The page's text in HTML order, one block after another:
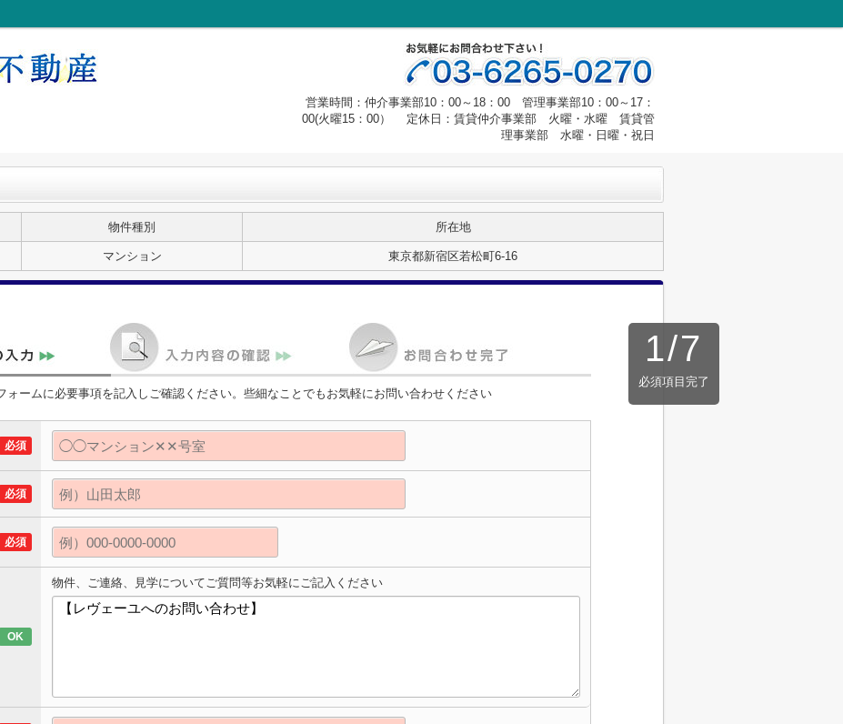
営業時間：仲介事業部10：00～18：00 管理事業部10：00～17：
00(火曜15：00） 定休日：賃貸仲介事業部 火曜・水曜 賃貸管
理事業部 水曜・日曜・祝日
物件種別 所在地
マンション 東京都新宿区若松町6-16
1/7
必須項目完了
ォームに必要事項を記入しご確認ください。些細なことでもお気軽にお問い合わせください
必須
必須
必須
OK
物件、ご連絡、見学についてご質問等お気軽にご記入ください